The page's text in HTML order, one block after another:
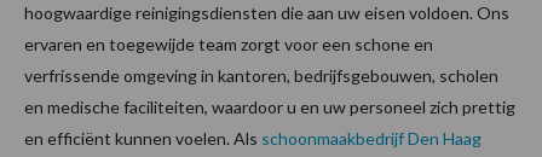
hoogwaardige reinigingsdiensten die aan uw eisen voldoen. Ons
ervaren en toegewijde team zorgt voor een schone en
verfrissende omgeving in kantoren, bedrijfsgebouwen, scholen
en medische faciliteiten, waardoor u en uw personeel zich prettig
en efficiënt kunnen voelen. Als schoonmaakbedrijf Den Haag